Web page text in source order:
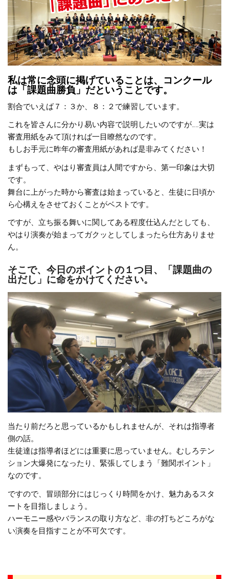
私は常に念頭に掲げていることは、コンクール
は「課題曲勝負」だということです。
割合でいえば７：３か、８：２で練習しています。
これを皆さんに分かり易い内容で説明したいのですが……実は
審査用紙をみて頂ければ一目瞭然なのです。
もしお手元に昨年の審査用紙があれば是非みてください！
まずもって、やはり審査員は人間ですから、第一印象は大切
です。
舞台に上がった時から審査は始まっていると、生徒に日頃か
ら心構えをさせておくことがベストです。
ですが、立ち振る舞いに関してある程度仕込んだとしても、
やはり演奏が始まってガクッとしてしまったら仕方ありませ
ん。
そこで、今日のポイントの１つ目、「課題曲の
出だし」に命をかけてください。
当たり前だろと思っているかもしれませんが、それは指導者
側の話。
生徒達は指導者ほどには重要に思っていません。むしろテン
ション大爆発になったり、緊張してしまう「難関ポイント」
なのです。
ですので、冒頭部分にはじっくり時間をかけ、魅力あるスタ
ートを目指しましょう。
ハーモニー感やバランスの取り方など、非の打ちどころがな
い演奏を目指すことが不可欠です。